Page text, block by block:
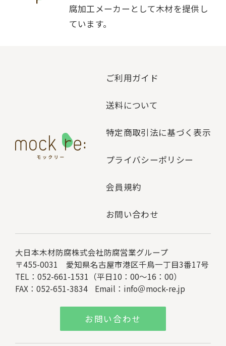
腐加工メーカーとして木材を提供し
ています。
ご利用ガイド
送料について
特定商取引法に基づく表示
プライバシーポリシー
会員規約
お問い合わせ
大日本木材防腐株式会社防腐営業グループ
〒455-0031 愛知県名古屋市港区千鳥一丁目3番17号
TEL：052-661-1531（平日10：00～16：00）
FAX：052-651-3834
Email： info＠mock-re.jp
お問い合わせ